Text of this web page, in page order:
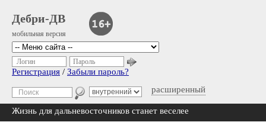
Дебри-ДВ
мобильная версия
расширенный
Логин Пароль
Регистрация / Забыли пароль?
Жизнь для дальневосточников станет веселее